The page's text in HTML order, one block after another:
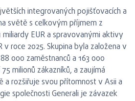
integrovaných pojišťovacích a
světě s celkovým příjmem z
EUR a spravovanými aktivy
v roce 2025. Skupina byla založena v
000 zaměstnanců a 163 000
milionů zákazníků, a zaujímá
a rozšiřuje svou přítomnost v Asii a
společnosti Generali je závazek